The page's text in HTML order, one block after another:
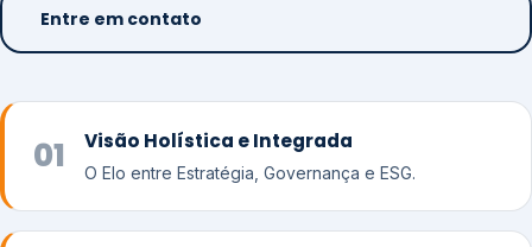
Entre em contato
01 Visão Holística e Integrada
O Elo entre Estratégia, Governança e ESG.